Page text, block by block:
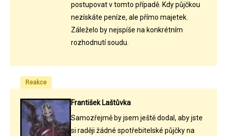
postupovat v tomto případě. Kdy půjčkou
nezískáte peníze, ale přímo majetek.
Záleželo by nejspíše na konkrétním
rozhodnutí soudu.
Reakce
František Laštůvka
Samozřejmě by jsem ještě dodal, aby jste
si raději žádné spotřebitelské půjčky na